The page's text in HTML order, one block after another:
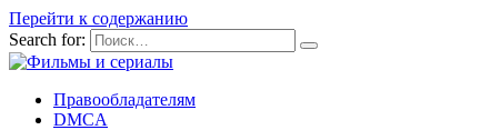
Перейти к содержанию
Search for:
Правообладателям
DMCA